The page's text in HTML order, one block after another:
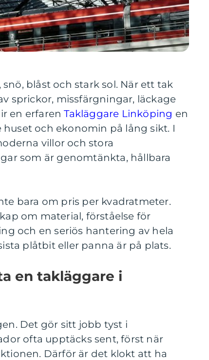
blåst och stark sol. När ett tak
sprickor, missfärgningar, läckage
en erfarenTakläggare Linköping en
och ekonomin på lång sikt. I
villor och stora
som är genomtänkta, hållbara
bara om pris per kvadratmeter.
om material, förståelse för
och en seriös hantering av hela
plåtbit eller panna är på plats.
en takläggare i
Det gör sitt jobb tyst i
ofta upptäcks sent, först när
Därför är det klokt att ha